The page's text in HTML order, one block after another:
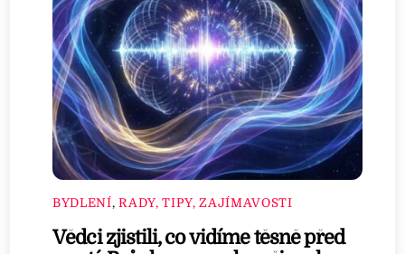
BYDLENÍ,RADY, TIPY, ZAJÍMAVOSTI
Vědci zjistili, co vidíme těsně před